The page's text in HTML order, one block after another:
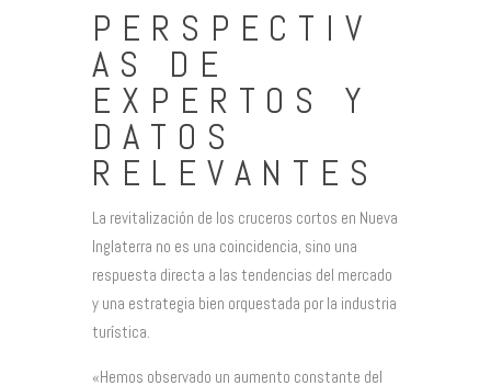
PERSPECTIV
AS DE
EXPERTOS Y
DATOS
RELEVANTES
La revitalización de los cruceros cortos en Nueva
Inglaterra no es una coincidencia, sino una
respuesta directa a las tendencias del mercado
y una estrategia bien orquestada por la industria
turística.
«Hemos observado un aumento constante del